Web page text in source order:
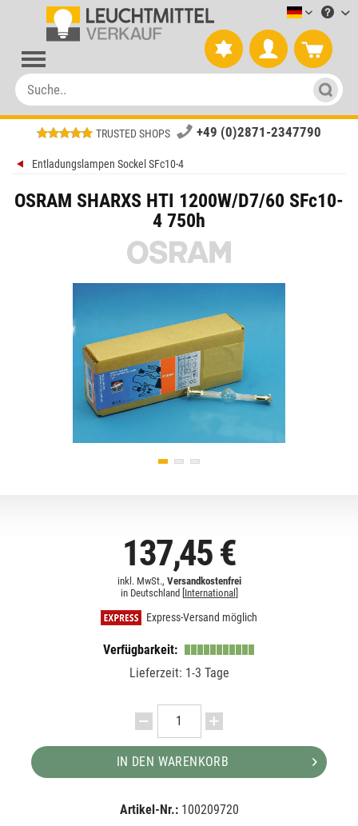
TRUSTED SHOPS +49 (0)2871-2347790
Entladungslampen Sockel SFc10-4
OSRAM SHARXS HTI 1200W/D7/60 SFc10-
4 750h
137,45 €
inkl. MwSt., Versandkostenfrei
in Deutschland [ International
Express-Versand möglich
Verfügbarkeit:
Lieferzeit: 1-3 Tage
IN DEN WARENKORB
Artikel-Nr.: 100209720